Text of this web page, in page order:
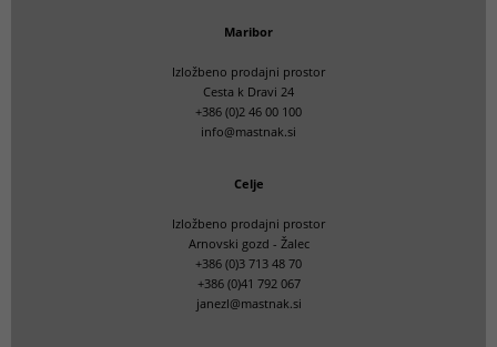
Maribor
Izložbeno prodajni prostor
Cesta k Dravi 24
+386 (0)2 46 00 100
info@mastnak.si
Celje
Izložbeno prodajni prostor
Arnovski gozd - Žalec
+386 (0)3 713 48 70
+386 (0)41 792 067
janezl@mastnak.si